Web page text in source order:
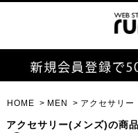
HOME MEN アクセサリー
アクセサリー(メンズ)の商